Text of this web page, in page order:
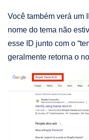
Você também verá um
nome do tema não
esse ID junto com o
geralmente retorna o